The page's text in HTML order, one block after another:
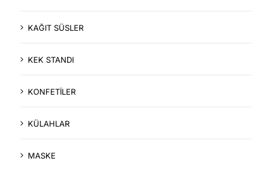
KAĞIT SÜSLER
KEK STANDI
KONFETİLER
KÜLAHLAR
MASKE